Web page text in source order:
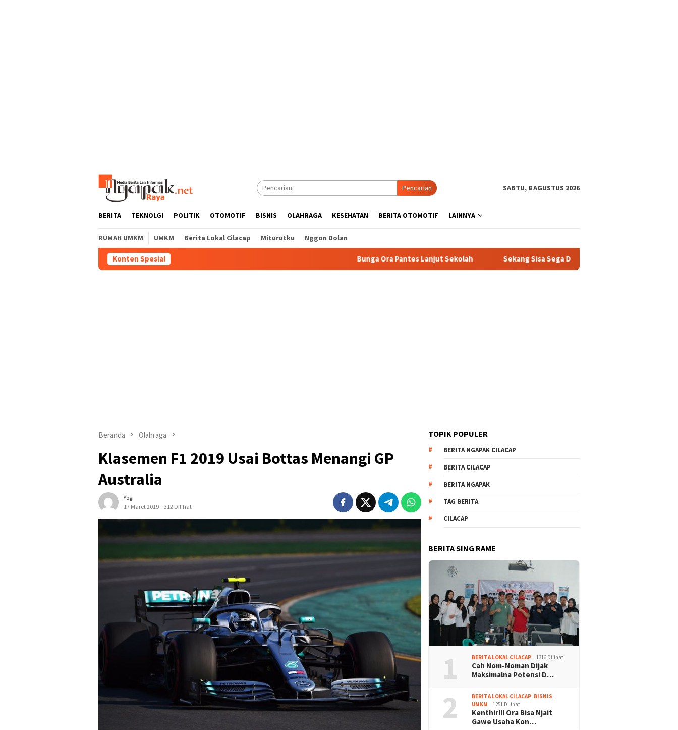
Pencarian SABTU, 8 AGUSTUS 2026
BERITA TEKNOLGI POLITIK OTOMOTIF BISNIS OLAHRAGA KESEHATAN BERITA OTOMOTIF LAINNYA
RUMAH UMKM UMKM Berita Lokal Cilacap Miturutku Nggon Dolan
Konten Spesial Bunga Ora Pantes Lanjut Sekolah Sekang Sisa Sega Diubah Dadi Omset: Kisah Santri Entrepreneur
Beranda Olahraga
Klasemen F1 2019 Usai Bottas Menangi GP
Australia
Yogi
17 Maret 2019
312 Dilihat
TOPIK POPULER
BERITA NGAPAK CILACAP
BERITA CILACAP
BERITA NGAPAK
TAG BERITA
CILACAP
BERITA SING RAME
1 BERITA LOKAL CILACAP 1316 Dilihat
Cah Nom-Noman Dijak
Maksimalna Potensi D…
2 BERITA LOKAL CILACAP BISNIS
UMKM
1251 Dilihat
Kenthir!!! Ora Bisa Njait
Gawe Usaha Kon…